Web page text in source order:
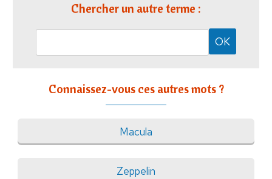
Chercher un autre terme :
Connaissez-vous ces autres mots ?
Macula
Zeppelin